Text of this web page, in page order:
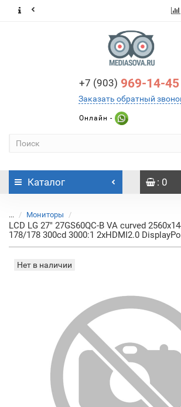
+7 (903) 969-14-45
Заказать обратный
Онлайн -
Каталог : 0
... Мониторы
LCD LG 27" 27GS60QC-B VA curved
178/178 300cd 3000:1 2xHDMI2.0
Нет в наличии